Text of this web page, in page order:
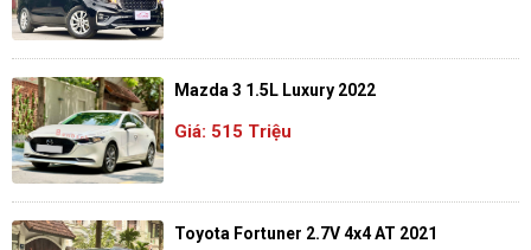
Mazda 3 1.5L Luxury 2022
Giá: 515 Triệu
Toyota Fortuner 2.7V 4x4 AT 2021